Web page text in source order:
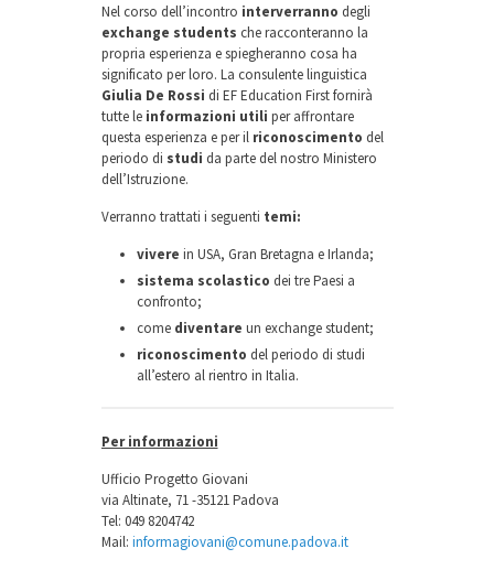
Nel corso dell’incontro interverranno degli
exchange students che racconteranno la
propria esperienza e spiegheranno cosa ha
significato per loro. La consulente linguistica
Giulia De Rossi di EF Education First fornirà
tutte le informazioni utili per affrontare
questa esperienza e per il riconoscimento del
periodo di studi da parte del nostro Ministero
dell’Istruzione.
Verranno trattati i seguenti temi:
vivere in USA, Gran Bretagna e Irlanda;
sistema scolastico dei tre Paesi a
confronto;
come diventare un exchange student;
riconoscimento del periodo di studi
all’estero al rientro in Italia.
Per informazioni
Ufficio Progetto Giovani
via Altinate, 71 -35121 Padova
Tel: 049 8204742
Mail: informagiovani@comune.padova.it